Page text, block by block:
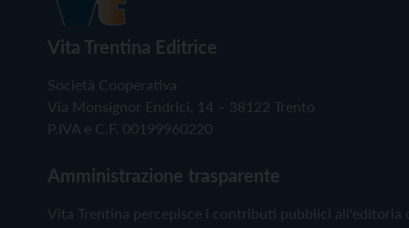
Vita Trentina Editrice
Società Cooperativa
Via Monsignor Endrici, 14 – 38122 Trento
P.IVA e C.F. 00199960220
Amministrazione trasparente
Vita Trentina percepisce i contributi pubblici all'editoria